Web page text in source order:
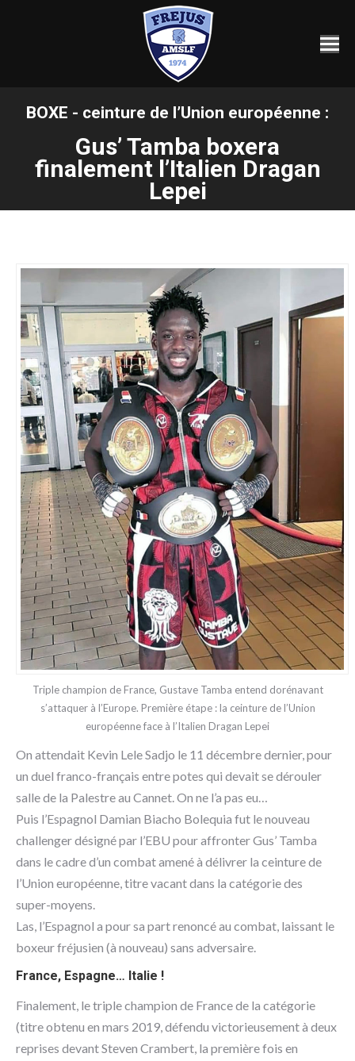
BOXE - ceinture de l’Union européenne :
Gus’ Tamba boxera
finalement l’Italien Dragan
Lepei
Vous êtes ici :
Triple champion de France, Gustave Tamba entend dorénavant
s’attaquer à l’Europe. Première étape : la ceinture de l’Union
européenne face à l’Italien Dragan Lepei
On attendait Kevin Lele Sadjo le 11 décembre dernier, pour
un duel franco-français entre potes qui devait se dérouler
salle de la Palestre au Cannet. On ne l’a pas eu…
Puis l’Espagnol Damian Biacho Bolequia fut le nouveau
challenger désigné par l’EBU pour affronter Gus’ Tamba
dans le cadre d’un combat amené à délivrer la ceinture de
l’Union européenne, titre vacant dans la catégorie des
super-moyens.
Las, l’Espagnol a pour sa part renoncé au combat, laissant le
boxeur fréjusien (à nouveau) sans adversaire.
France, Espagne… Italie !
Finalement, le triple champion de France de la catégorie
(titre obtenu en mars 2019, défendu victorieusement à deux
reprises devant Steven Crambert, la première fois en